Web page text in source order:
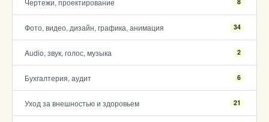
Фото, видео, дизайн, графика, анимация 34
Audio, звук, голос, музыка 2
Бухгалтерия, аудит 6
Уход за внешностью и здоровьем 21